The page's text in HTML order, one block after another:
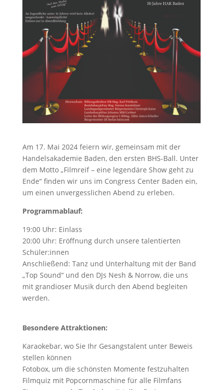
Am 17. Mai 2024 feiern wir, gemeinsam mit der
Handelsakademie Baden, den ersten BHS-Ball. Unter
dem Motto „Filmreif – eine legendäre Show geht zu
Ende“ finden wir uns im Congress Center Baden ein,
um einen unvergesslichen Abend zu erleben.
Programmablauf:
19:00 Uhr: Einlass
20:00 Uhr: Eröffnung durch unsere talentierten
Schüler:innen
Anschließend: Tanz und Unterhaltung mit der Band
„Top Sound“ und den DJs Nesh & Norrow, die uns
mit grandioser Musik durch den Abend begleiten
werden.
Besondere Attraktionen:
Karaokebar, wo Sie Ihr Gesangstalent unter Beweis
stellen können
Fotobox, um die schönsten Momente festzuhalten
Filmquiz mit Popcornmaschine für alle Filmfans